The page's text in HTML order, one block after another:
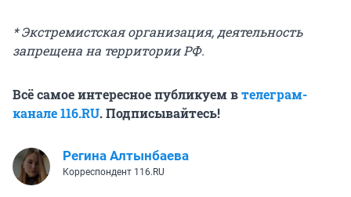
* Экстремистская организация, деятельность
запрещена на территории РФ.
Всё самое интересное публикуем втелеграм-
канале 116.RU. Подписывайтесь!
Регина Алтынбаева
Корреспондент 116.RU